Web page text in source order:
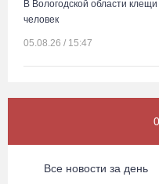
В Вологодской области
человек
05.08.26 / 15:47
Разбившегося водителя
Все новости за день